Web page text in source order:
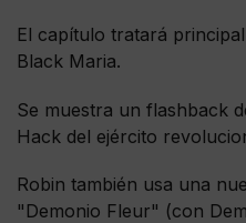
El capítulo tratará
Black Maria.
Se muestra un flashback
Hack del ejército
Robin también usa una
"Demonio Fleur" (con